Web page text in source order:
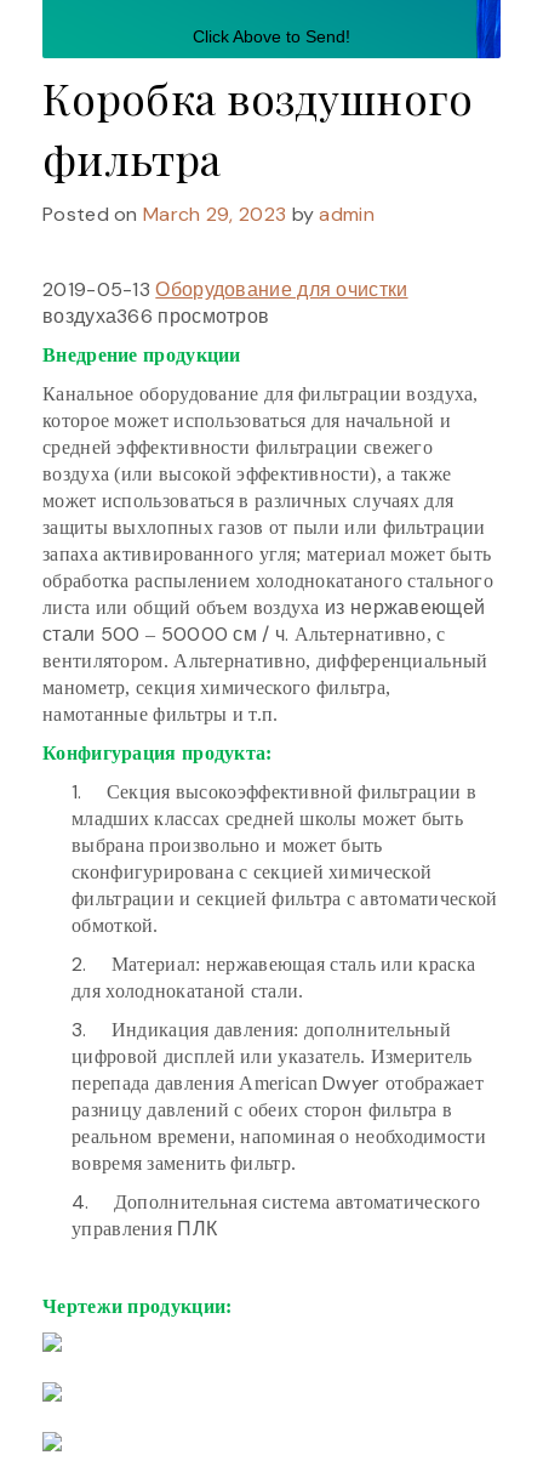
Click Above to Send!
Коробка воздушного
фильтра
Posted onMarch 29, 2023 byadmin
2019-05-13 Оборудование для очистки
воздуха366 просмотров
Внедрение продукции
Канальное оборудование для фильтрации воздуха,
которое может использоваться для начальной и
средней эффективности фильтрации свежего
воздуха (или высокой эффективности), а также
может использоваться в различных случаях для
защиты выхлопных газов от пыли или фильтрации
запаха активированного угля; материал может быть
обработка распылением холоднокатаного стального
листа или общий объем воздуха из нержавеющей
стали 500 – 50000 см / ч. Альтернативно, с
вентилятором. Альтернативно, дифференциальный
манометр, секция химического фильтра,
намотанные фильтры и т.п.
Конфигурация продукта:
1.
Секция высокоэффективной фильтрации в
младших классах средней школы может быть
выбрана произвольно и может быть
сконфигурирована с секцией химической
фильтрации и секцией фильтра с автоматической
обмоткой.
2.
Материал: нержавеющая сталь или краска
для холоднокатаной стали.
3.
Индикация давления: дополнительный
цифровой дисплей или указатель. Измеритель
перепада давления AmericanDwyer отображает
разницу давлений с обеих сторон фильтра в
реальном времени, напоминая о необходимости
вовремя заменить фильтр.
4. Дополнительная система автоматического
управления ПЛК
Чертежи продукции: